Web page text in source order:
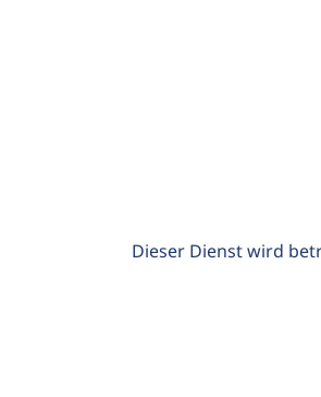
Dieser Dienst wird